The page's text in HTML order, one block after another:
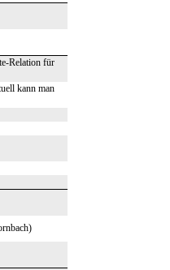
Relation für
kann man